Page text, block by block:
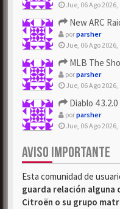
Jue, 06 Ago 2026,
New ARC Raiders
porparsher
Jue, 06 Ago 2026,
MLB The Show
porparsher
Jue, 06 Ago 2026,
Diablo 4 3.2.0
porparsher
Jue, 06 Ago 2026,
AVISO IMPORTANTE
Esta comunidad de
guarda relación alguna
Citroën o su grupo